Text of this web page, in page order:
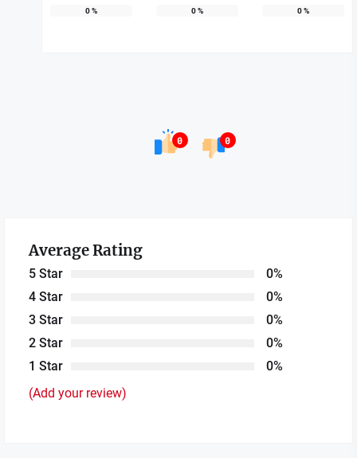
0% 0% 0%
0 0
Average Rating
5 Star
0%
4 Star
0%
3 Star
0%
2 Star
0%
1 Star
0%
(Add your review)